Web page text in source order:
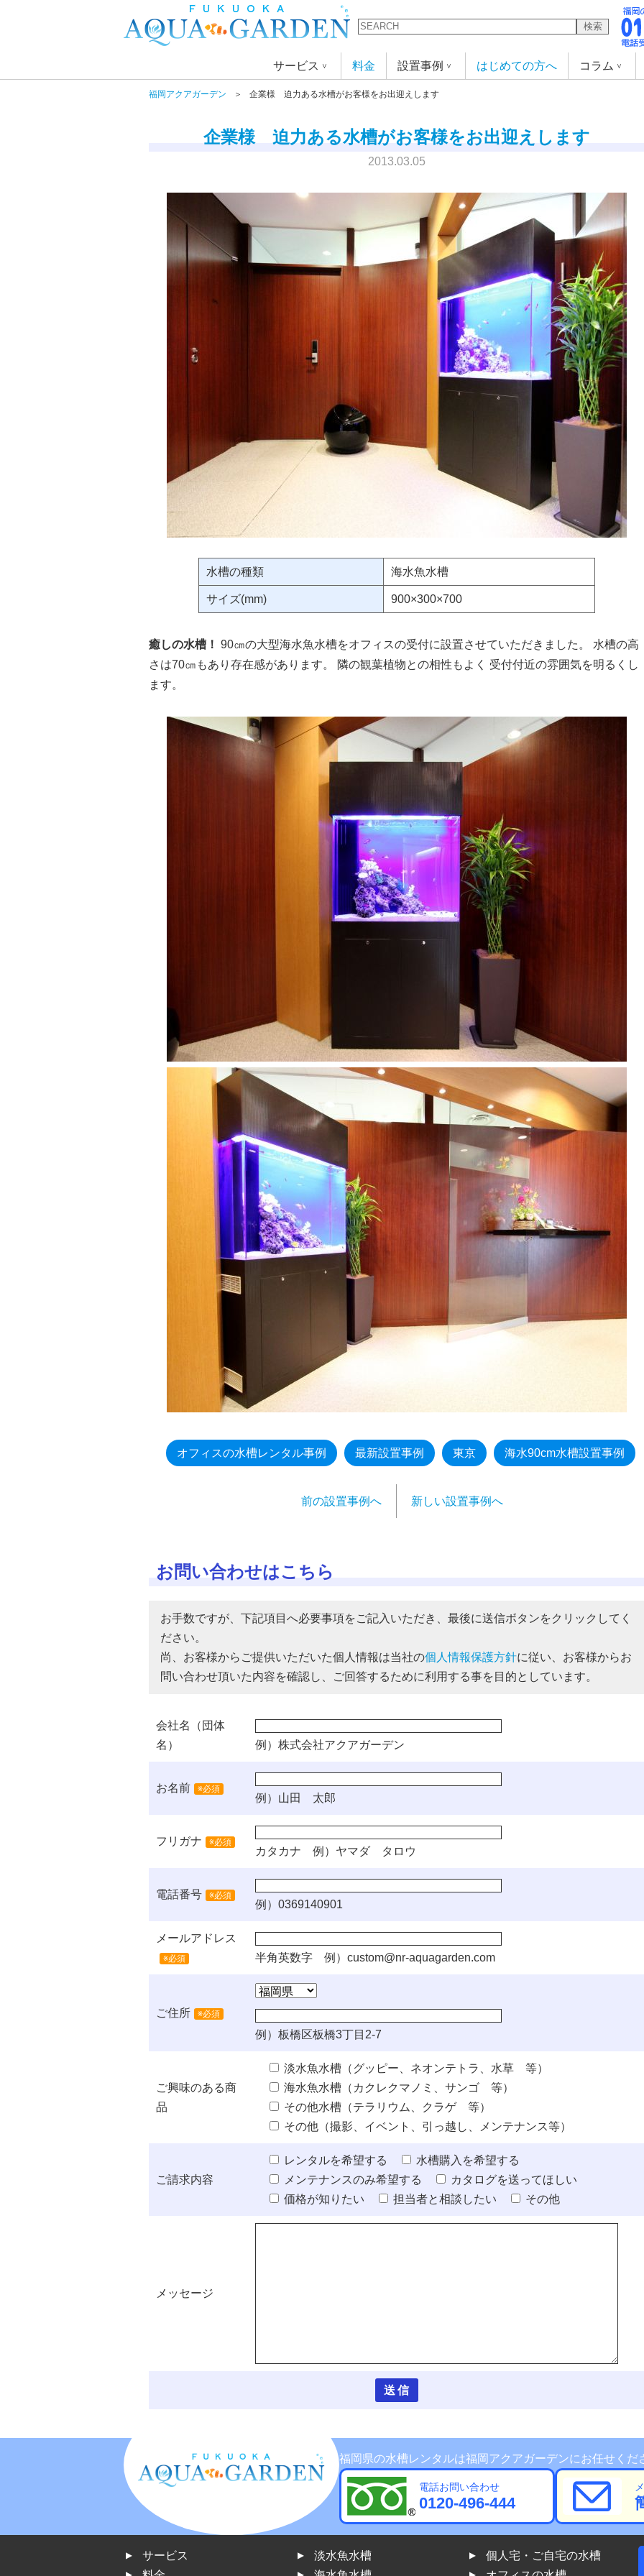
検索
サービス 料金 設置事例 はじめての方へ コラム
福岡アクアガーデン 企業様 迫力ある水槽がお客様をお出迎えします
企業様 迫力ある水槽がお客様をお出迎えします
2013.03.05
水槽の種類 海水魚水槽
サイズ(mm) 900×300×700
癒しの水槽！ 90㎝の大型海水魚水槽をオフィスの受付に設置させていただきました。 水槽の高
さは70㎝もあり存在感があります。 隣の観葉植物との相性もよく 受付付近の雰囲気を明るくし
ます。
オフィスの水槽レンタル事例 最新設置事例 東京 海水90cm水槽設置事例
前の設置事例へ 新しい設置事例へ
お問い合わせはこちら
お手数ですが、下記項目へ必要事項をご記入いただき、最後に送信ボタンをクリックしてく
ださい。
尚、お客様からご提供いただいた個人情報は当社の個人情報保護方針に従い、お客様からお
問い合わせ頂いた内容を確認し、ご回答するために利用する事を目的としています。
会社名（団体
名）
例）株式会社アクアガーデン
お名前 ※必須
例）山田 太郎
フリガナ ※必須
カタカナ 例）ヤマダ タロウ
電話番号 ※必須
例）0369140901
メールアドレス
※必須 半角英数字 例） custom@nr-aquagarden.com
ご住所 ※必須
例）板橋区板橋3丁目2-7
ご興味のある商
品
淡水魚水槽（グッピー、ネオンテトラ、水草 等）
海水魚水槽（カクレクマノミ、サンゴ 等）
その他水槽（テラリウム、クラゲ 等）
その他（撮影、イベント、引っ越し、メンテナンス等）
ご請求内容
レンタルを希望する
水槽購入を希望する
メンテナンスのみ希望する
カタログを送ってほしい
価格が知りたい
担当者と相談したい その他
メッセージ
福岡県の水槽レンタルは福岡アクアガーデンにお任せくだ
電話お問い合わせ
0120-496-444
サービス
淡水魚水槽
個人宅・ご自宅の水槽